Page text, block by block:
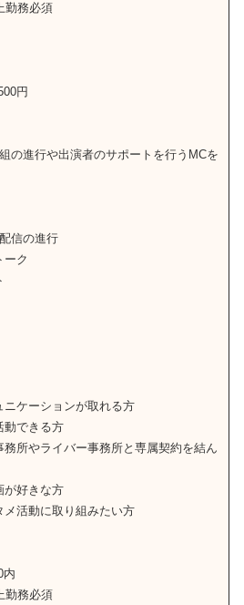
勤務必須
円
の進行や出演者のサポートを行うMCを
信の進行
ーク
ニケーションが取れる方
動できる方
務所やライバー事務所と専属契約を結ん
が好きな方
メ活動に取り組みたい方
内
勤務必須